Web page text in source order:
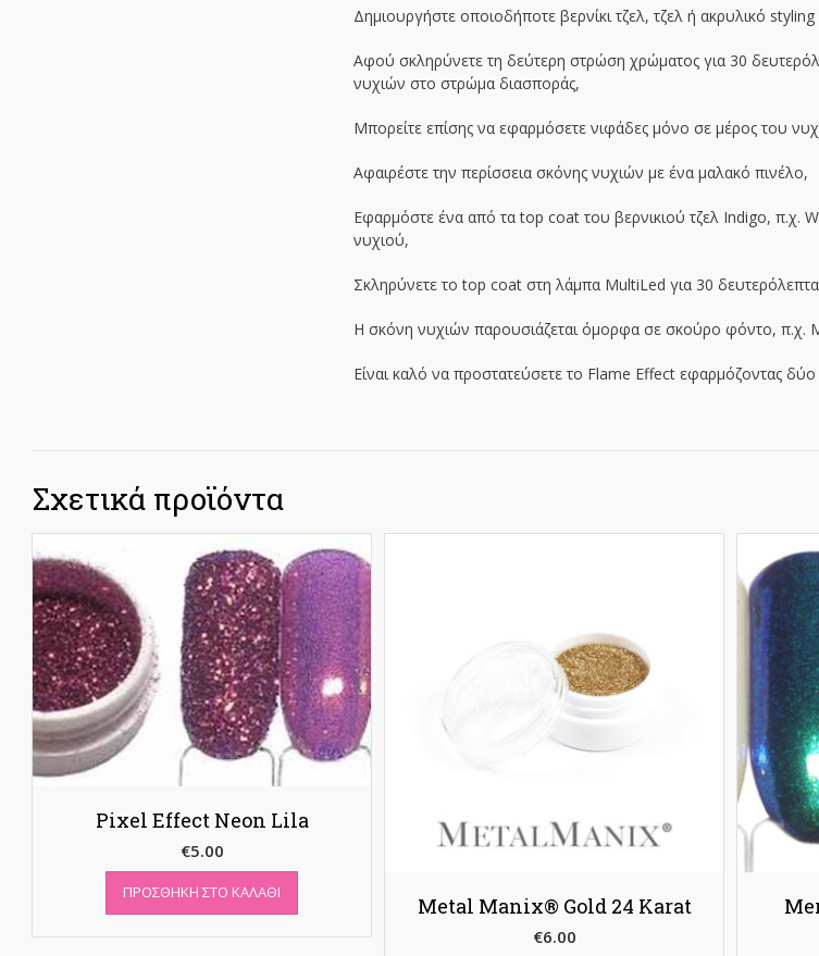
Δημιουργήστε οποιοδήποτε βερνίκι τζελ, τζελ ή ακρυλικό
Αφού σκληρύνετε τη δεύτερη στρώση χρώματος για 30
νυχιών στο στρώμα διασποράς,
Μπορείτε επίσης να εφαρμόσετε νιφάδες μόνο σε μέρος του
Αφαιρέστε την περίσσεια σκόνης νυχιών με ένα μαλακό πινέλο,
Εφαρμόστε ένα από τα top coat του βερνικιού τζελ Indigo, π.χ.
νυχιού,
Σκληρύνετε το top coat στη λάμπα MultiLed για 30
Η σκόνη νυχιών παρουσιάζεται όμορφα σε σκούρο φόντο, π.χ.
Είναι καλό να προστατεύσετε το Flame Effect εφαρμόζοντας
Σχετικά προϊόντα
Pixel Effect Neon Lila
€5.00
ΠΡΟΣΘΉΚΗ ΣΤΟ ΚΑΛΆΘΙ
Metal Manix® Gold 24 Karat
€6.00